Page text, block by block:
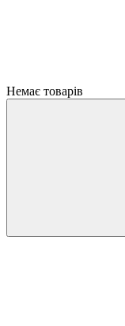
Немає товарів